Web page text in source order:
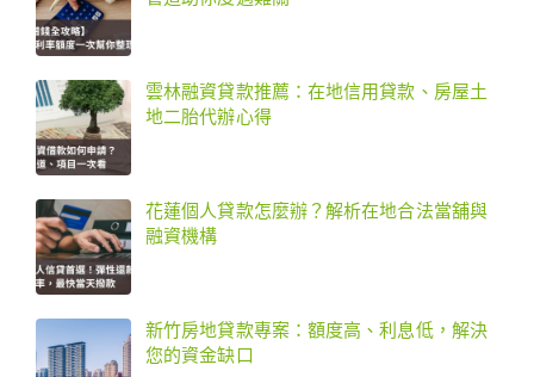
雲林融資貸款推薦：在地信用貸款、房屋土
地二胎代辦心得
花蓮個人貸款怎麼辦？解析在地合法當舖與
融資機構
新竹房地貸款專案：額度高、利息低，解決
您的資金缺口